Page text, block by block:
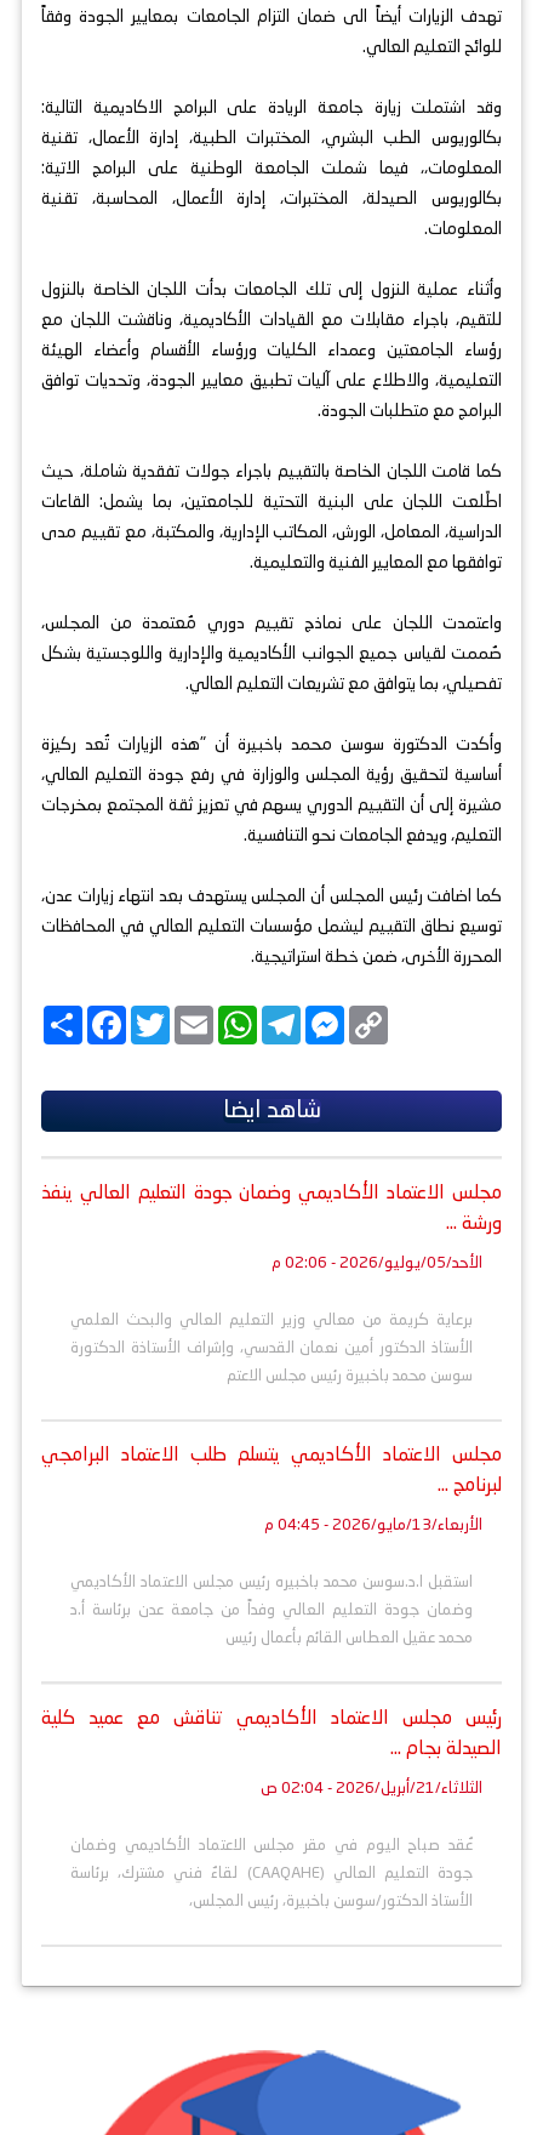
تهدف الزيارات أيضاً الى ضمان التزام الجامعات بمعايير الجودة وفقاً
للوائح التعليم العالي.
وقد اشتملت زيارة جامعة الريادة على البرامج الاكاديمية التالية:
بكالوريوس الطب البشري، المختبرات الطبية، إدارة الأعمال، تقنية
المعلومات،، فيما شملت الجامعة الوطنية على البرامج الاتية:
بكالوريوس الصيدلة، المختبرات، إدارة الأعمال، المحاسبة، تقنية
المعلومات.
وأثناء عملية النزول إلى تلك الجامعات بدأت اللجان الخاصة بالنزول
للتقيم، باجراء مقابلات مع القيادات الأكاديمية، وناقشت اللجان مع
رؤساء الجامعتين وعمداء الكليات ورؤساء الأقسام وأعضاء الهيئة
التعليمية، والاطلاع على آليات تطبيق معايير الجودة، وتحديات توافق
البرامج مع متطلبات الجودة.
كما قامت اللجان الخاصة بالتقييم باجراء جولات تفقدية شاملة، حيث
اطّلعت اللجان على البنية التحتية للجامعتين، بما يشمل: القاعات
الدراسية، المعامل، الورش، المكاتب الإدارية، والمكتبة، مع تقييم مدى
توافقها مع المعايير الفنية والتعليمية.
واعتمدت اللجان على نماذج تقييم دوري مُعتمدة من المجلس،
صُممت لقياس جميع الجوانب الأكاديمية والإدارية واللوجستية بشكل
تفصيلي، بما يتوافق مع تشريعات التعليم العالي.
وأكدت الدكتورة سوسن محمد باخبيرة أن "هذه الزيارات تُعد ركيزة
أساسية لتحقيق رؤية المجلس والوزارة في رفع جودة التعليم العالي،
مشيرة إلى أن التقييم الدوري يسهم في تعزيز ثقة المجتمع بمخرجات
التعليم، ويدفع الجامعات نحو التنافسية.
كما اضافت رئيس المجلس أن المجلس يستهدف بعد انتهاء زيارات عدن،
توسيع نطاق التقييم ليشمل مؤسسات التعليم العالي في المحافظات
المحررة الأخرى، ضمن خطة استراتيجية.
ا
F
a
b
o
k
T
w
t
r
E
m
l
W
h
s
A
p
p
T
e
g
r
a
m
M
e
e
g
e
C
L
n
k
شاهد ايضا
مجلس الاعتماد الأكاديمي وضمان جودة التعليم العالي ينفذ
ورشة ...
الأحد/05/يوليو/2026 - 02:06 م
برعاية كريمة من معالي وزير التعليم العالي والبحث العلمي
الأستاذ الدكتور أمين نعمان القدسي، وإشراف الأستاذة الدكتورة
سوسن محمد باخبيرة رئيس مجلس الاعتم
مجلس الاعتماد الأكاديمي يتسلم طلب الاعتماد البرامجي
لبرنامج ...
الأربعاء/13/مايو/2026 - 04:45 م
استقبل ا.د.سوسن محمد باخبيره رئيس مجلس الاعتماد الأكاديمي
وضمان جودة التعليم العالي وفداً من جامعة عدن برئاسة أ.د
محمد عقيل العطاس القائم بأعمال رئيس
رئيس مجلس الاعتماد الأكاديمي تناقش مع عميد كلية
الصيدلة بجام ...
الثلاثاء/21/أبريل/2026 - 02:04 ص
عُقد صباح اليوم في مقر مجلس الاعتماد الأكاديمي وضمان
جودة التعليم العالي (CAAQAHE) لقاءٌ فني مشترك، برئاسة
الأستاذ الدكتور/سوسن باخبيرة، رئيس المجلس،